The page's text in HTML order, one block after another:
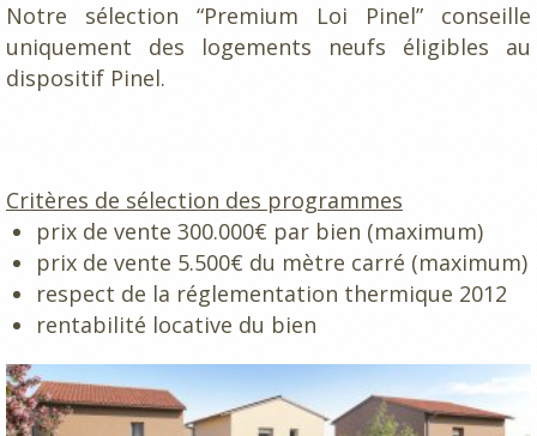
Notre sélection “Premium Loi Pinel” conseille
uniquement des logements neufs éligibles au
dispositif Pinel.
Critères de sélection des programmes
prix de vente 300.000€ par bien (maximum)
prix de vente 5.500€ du mètre carré (maximum)
respect de la réglementation thermique 2012
rentabilité locative du bien